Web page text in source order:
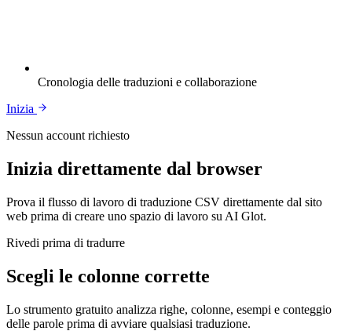
Cronologia delle traduzioni e collaborazione
Inizia
Nessun account richiesto
Inizia direttamente dal browser
Prova il flusso di lavoro di traduzione CSV direttamente dal sito
web prima di creare uno spazio di lavoro su AI Glot.
Rivedi prima di tradurre
Scegli le colonne corrette
Lo strumento gratuito analizza righe, colonne, esempi e conteggio
delle parole prima di avviare qualsiasi traduzione.